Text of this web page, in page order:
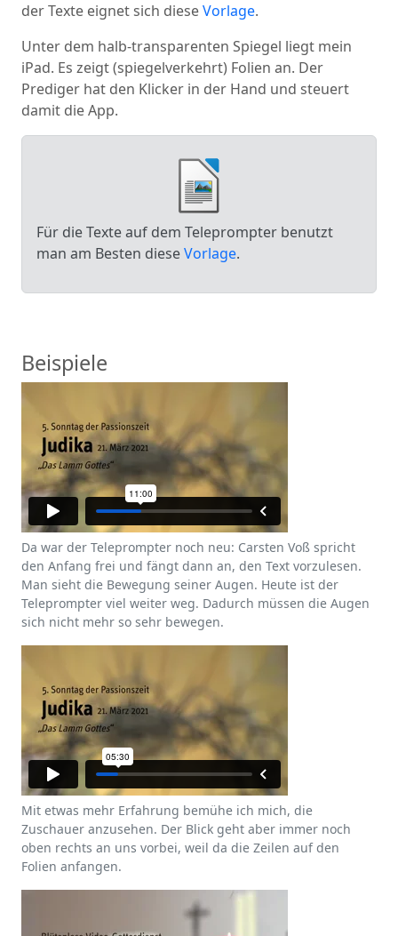
der Texte eignet sich dieseVorlage.
Unter dem halb-transparenten Spiegel liegt mein
iPad. Es zeigt (spiegelverkehrt) Folien an. Der
Prediger hat den Klicker in der Hand und steuert
damit die App.
Für die Texte auf dem Teleprompter benutzt
man am Besten dieseVorlage.
Beispiele
Da war der Teleprompter noch neu: Carsten Voß spricht
den Anfang frei und fängt dann an, den Text vorzulesen.
Man sieht die Bewegung seiner Augen. Heute ist der
Teleprompter viel weiter weg. Dadurch müssen die Augen
sich nicht mehr so sehr bewegen.
Mit etwas mehr Erfahrung bemühe ich mich, die
Zuschauer anzusehen. Der Blick geht aber immer noch
oben rechts an uns vorbei, weil da die Zeilen auf den
Folien anfangen.